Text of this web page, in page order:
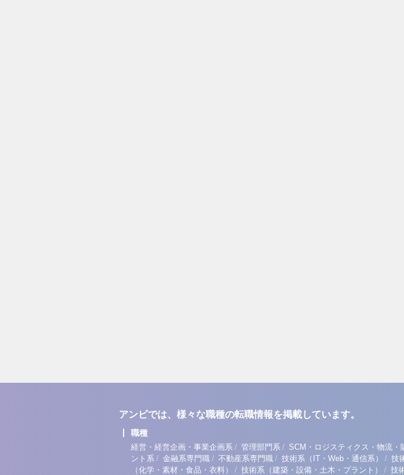
アンビでは、様々な職種の転職情報を掲載しています。
職種
経営・経営企画・事業企画系 / 管理部門系 / SCM・ロジスティクス・物流・
ント系 / 金融系専門職 / 不動産系専門職 / 技術系（IT・Web・通信系） / 技
（化学・素材・食品・衣料）
/ 技術系（建築・設備・土木・プラント） / 技